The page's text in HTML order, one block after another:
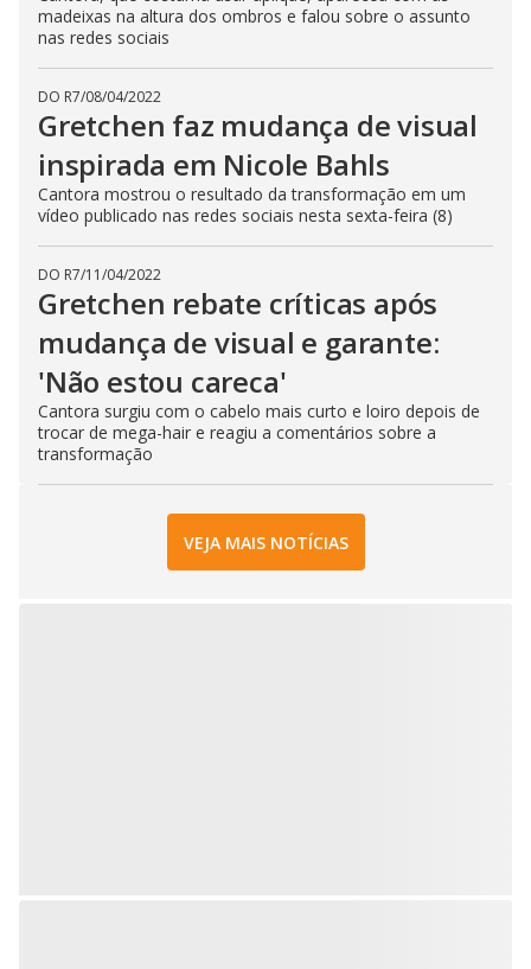
madeixas na altura dos ombros e falou sobre o assunto
nas redes sociais
DO R7/08/04/2022
Gretchen faz mudança de visual
inspirada em Nicole Bahls
Cantora mostrou o resultado da transformação em um
vídeo publicado nas redes sociais nesta sexta-feira (8)
DO R7/11/04/2022
Gretchen rebate críticas após
mudança de visual e garante:
'Não estou careca'
Cantora surgiu com o cabelo mais curto e loiro depois de
trocar de mega-hair e reagiu a comentários sobre a
transformação
VEJA MAIS NOTÍCIAS